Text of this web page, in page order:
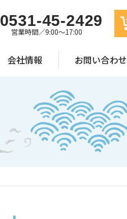
0531-45-2429
営業時間／9:00〜17:00
会社情報 お問い合わせ